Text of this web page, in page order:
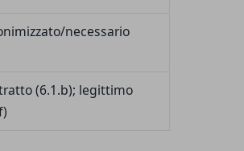
necessario
(6.1.b); legittimo